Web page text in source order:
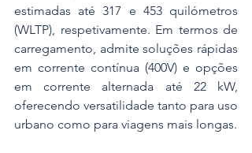
estimadas até 317 e 453 quilómetros
(WLTP), respetivamente. Em termos de
carregamento, admite soluções rápidas
em corrente contínua (400V) e opções
em corrente alternada até 22 kW,
oferecendo versatilidade tanto para uso
urbano como para viagens mais longas.